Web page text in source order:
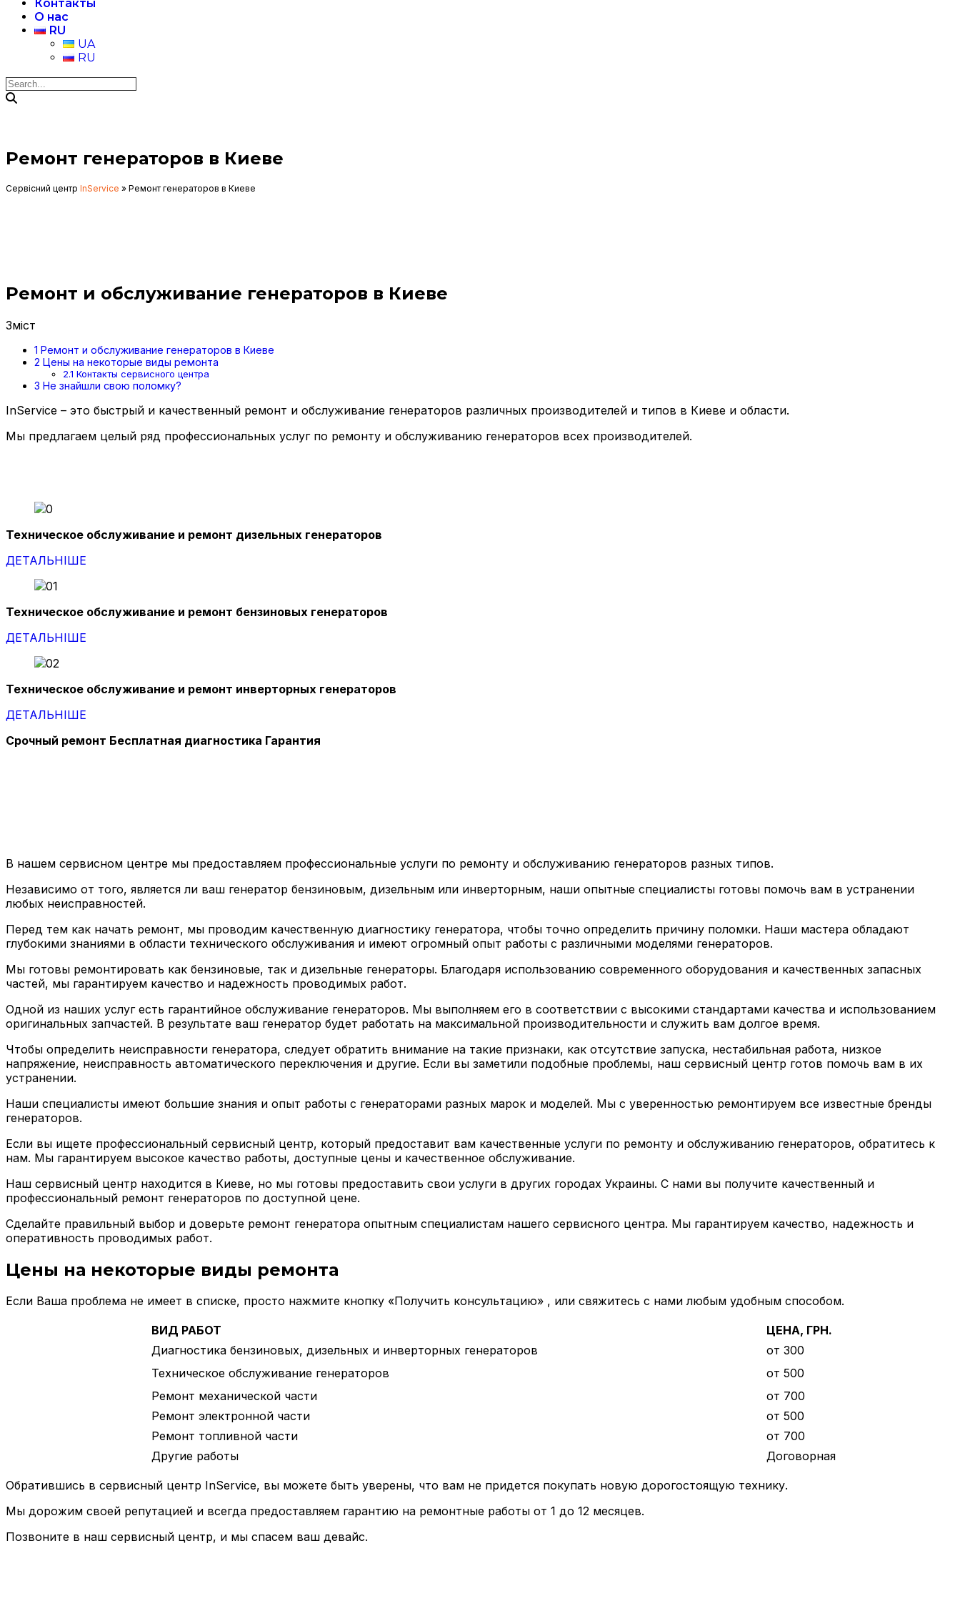
Контакты
О нас
RU
UA
RU
Ремонт генераторов в Киеве
Сервісний центр InService » Ремонт генераторов в Киеве
Ремонт и обслуживание генераторов в Киеве
Зміст
1 Ремонт и обслуживание генераторов в Киеве
2 Цены на некоторые виды ремонта
2.1 Контакты сервисного центра
3 Не знайшли свою поломку?
InService – это быстрый и качественный ремонт и обслуживание генераторов различных производителей и типов в Киеве и области.
Мы предлагаем целый ряд профессиональных услуг по ремонту и обслуживанию генераторов всех производителей.
Техническое обслуживание и ремонт дизельных генераторов
ДЕТАЛЬНІШЕ
Техническое обслуживание и ремонт бензиновых генераторов
ДЕТАЛЬНІШЕ
Техническое обслуживание и ремонт инверторных генераторов
ДЕТАЛЬНІШЕ
Срочный ремонт Бесплатная диагностика Гарантия
В нашем сервисном центре мы предоставляем профессиональные услуги по ремонту и обслуживанию генераторов разных типов.
Независимо от того, является ли ваш генератор бензиновым, дизельным или инверторным, наши опытные специалисты готовы помочь вам в устранении
любых неисправностей.
Перед тем как начать ремонт, мы проводим качественную диагностику генератора, чтобы точно определить причину поломки. Наши мастера обладают
глубокими знаниями в области технического обслуживания и имеют огромный опыт работы с различными моделями генераторов.
Мы готовы ремонтировать как бензиновые, так и дизельные генераторы. Благодаря использованию современного оборудования и качественных запасных
частей, мы гарантируем качество и надежность проводимых работ.
Одной из наших услуг есть гарантийное обслуживание генераторов. Мы выполняем его в соответствии с высокими стандартами качества и использованием
оригинальных запчастей. В результате ваш генератор будет работать на максимальной производительности и служить вам долгое время.
Чтобы определить неисправности генератора, следует обратить внимание на такие признаки, как отсутствие запуска, нестабильная работа, низкое
напряжение, неисправность автоматического переключения и другие. Если вы заметили подобные проблемы, наш сервисный центр готов помочь вам в их
устранении.
Наши специалисты имеют большие знания и опыт работы с генераторами разных марок и моделей. Мы с уверенностью ремонтируем все известные бренды
генераторов.
Если вы ищете профессиональный сервисный центр, который предоставит вам качественные услуги по ремонту и обслуживанию генераторов, обратитесь к
нам. Мы гарантируем высокое качество работы, доступные цены и качественное обслуживание.
Наш сервисный центр находится в Киеве, но мы готовы предоставить свои услуги в других городах Украины. С нами вы получите качественный и
профессиональный ремонт генераторов по доступной цене.
Сделайте правильный выбор и доверьте ремонт генератора опытным специалистам нашего сервисного центра. Мы гарантируем качество, надежность и
оперативность проводимых работ.
Цены на некоторые виды ремонта
Если Ваша проблема не имеет в списке, просто нажмите кнопку «Получить консультацию» , или свяжитесь с нами любым удобным способом.
ВИД РАБОТ
ЦЕНА, ГРН.
Диагностика бензиновых, дизельных и инверторных генераторов
от 300
Техническое обслуживание генераторов
от 500
Ремонт механической части
от 700
Ремонт электронной части
от 500
Ремонт топливной части
от 700
Другие работы
Договорная
Обратившись в сервисный центр InService, вы можете быть уверены, что вам не придется покупать новую дорогостоящую технику.
Мы дорожим своей репутацией и всегда предоставляем гарантию на ремонтные работы от 1 до 12 месяцев.
Позвоните в наш сервисный центр, и мы спасем ваш девайс.